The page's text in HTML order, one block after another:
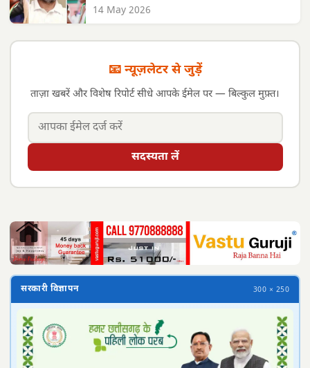
14 May 2026
📧 न्यूज़लेटर से जुड़ें
ताज़ा खबरें और विशेष रिपोर्ट सीधे आपके ईमेल पर — बिल्कुल मुफ़्त।
सदस्यता लें
सरकारी विज्ञापन 300 × 250